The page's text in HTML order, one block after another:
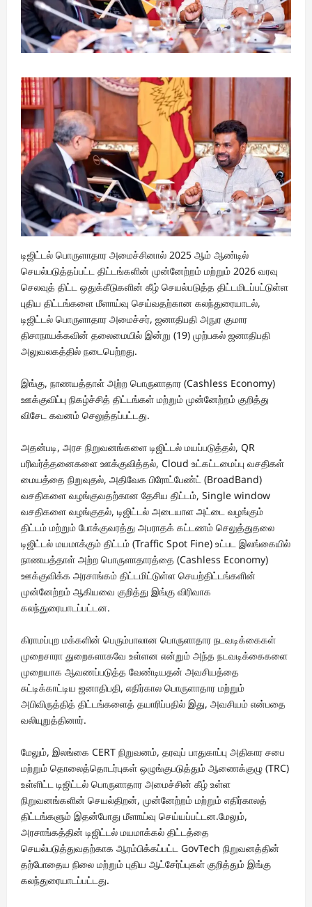
டிஜிட்டல் பொருளாதார அமைச்சினால் 2025 ஆம் ஆண்டில்
செயல்படுத்தப்பட்ட திட்டங்களின் முன்னேற்றம் மற்றும் 2026 வரவு
செலவுத் திட்ட ஒதுக்கீடுகளின் கீழ் செயல்படுத்த திட்டமிடப்பட்டுள்ள
புதிய திட்டங்களை மீளாய்வு செய்வதற்கான கலந்துரையாடல்,
டிஜிட்டல் பொருளாதார அமைச்சர், ஜனாதிபதி அநுர குமார
திசாநாயக்கவின் தலைமையில் இன்று (19) முற்பகல் ஜனாதிபதி
அலுவலகத்தில் நடைபெற்றது.
இங்கு, நாணயத்தாள் அற்ற பொருளாதார (Cashless Economy)
ஊக்குவிப்பு நிகழ்ச்சித் திட்டங்கள் மற்றும் முன்னேற்றம் குறித்து
விசேட கவனம் செலுத்தப்பட்டது.
அதன்படி, அரச நிறுவனங்களை டிஜிட்டல் மயப்படுத்தல், QR
பரிவர்த்தனைகளை ஊக்குவித்தல், Cloud உட்கட்டமைப்பு வசதிகள்
மையத்தை நிறுவுதல், அதிவேக பிரோட்பேண்ட் (BroadBand)
வசதிகளை வழங்குவதற்கான தேசிய திட்டம், Single window
வசதிகளை வழங்குதல், டிஜிட்டல் அடையாள அட்டை வழங்கும்
திட்டம் மற்றும் போக்குவரத்து அபராதக் கட்டணம் செலுத்துதலை
டிஜிட்டல் மயமாக்கும் திட்டம் (Traffic Spot Fine) உட்பட இலங்கையில்
நாணயத்தாள் அற்ற பொருளாதாரத்தை (Cashless Economy)
ஊக்குவிக்க அரசாங்கம் திட்டமிட்டுள்ள செயற்திட்டங்களின்
முன்னேற்றம் ஆகியவை குறித்து இங்கு விரிவாக
கலந்துரையாடப்பட்டன.
கிராமப்புற மக்களின் பெரும்பாலான பொருளாதார நடவடிக்கைகள்
முறைசாரா துறைகளாகவே உள்ளன என்றும் அந்த நடவடிக்கைகளை
முறையாக ஆவணப்படுத்த வேண்டியதன் அவசியத்தை
சுட்டிக்காட்டிய ஜனாதிபதி, எதிர்கால பொருளாதார மற்றும்
அபிவிருத்தித் திட்டங்களைத் தயாரிப்பதில் இது, அவசியம் என்பதை
வலியுறுத்தினார்.
மேலும், இலங்கை CERT நிறுவனம், தரவுப் பாதுகாப்பு அதிகார சபை
மற்றும் தொலைத்தொடர்புகள் ஒழுங்குபடுத்தும் ஆணைக்குழு (TRC)
உள்ளிட்ட டிஜிட்டல் பொருளாதார அமைச்சின் கீழ் உள்ள
நிறுவனங்களின் செயல்திறன், முன்னேற்றம் மற்றும் எதிர்காலத்
திட்டங்களும் இதன்போது மீளாய்வு செய்யப்பட்டன.மேலும்,
அரசாங்கத்தின் டிஜிட்டல் மயமாக்கல் திட்டத்தை
செயல்படுத்துவதற்காக ஆரம்பிக்கப்பட்ட GovTech நிறுவனத்தின்
தற்போதைய நிலை மற்றும் புதிய ஆட்சேர்ப்புகள் குறித்தும் இங்கு
கலந்துரையாடப்பட்டது.